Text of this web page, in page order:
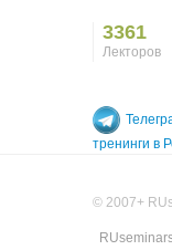
3361
Лекторов
тренинги в
© 2007+